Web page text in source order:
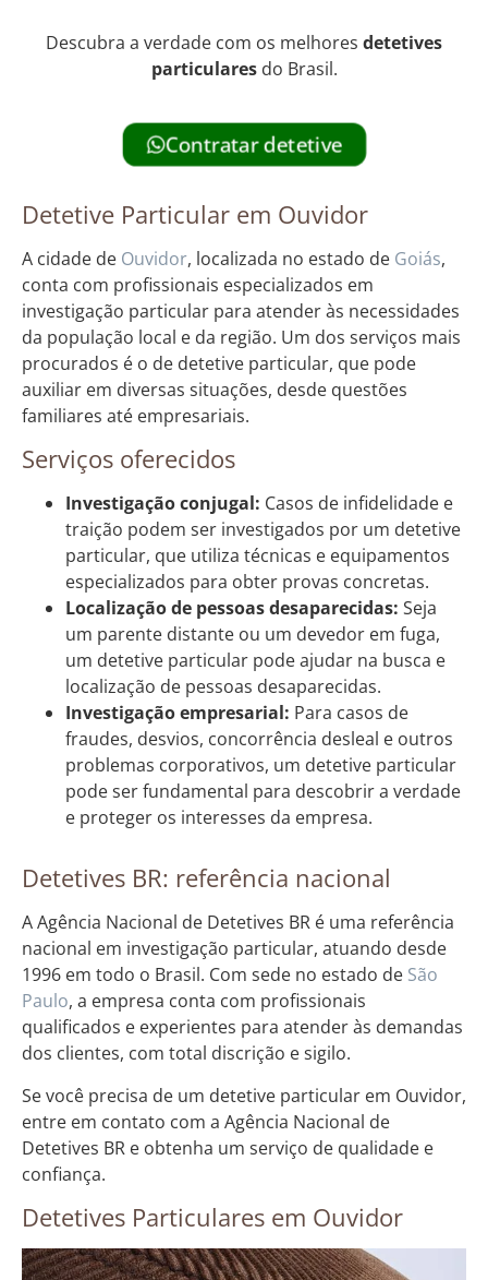
Descubra a verdade com os melhores detetives
particularesdo Brasil.
Contratar detetive
Detetive Particular em Ouvidor
A cidade de Ouvidor, localizada no estado de Goiás,
conta com profissionais especializados em
investigação particular para atender às necessidades
da população local e da região. Um dos serviços mais
procurados é o de detetive particular, que pode
auxiliar em diversas situações, desde questões
familiares até empresariais.
Serviços oferecidos
Investigação conjugal: Casos de infidelidade e
traição podem ser investigados por um detetive
particular, que utiliza técnicas e equipamentos
especializados para obter provas concretas.
Localização de pessoas desaparecidas: Seja
um parente distante ou um devedor em fuga,
um detetive particular pode ajudar na busca e
localização de pessoas desaparecidas.
Investigação empresarial: Para casos de
fraudes, desvios, concorrência desleal e outros
problemas corporativos, um detetive particular
pode ser fundamental para descobrir a verdade
e proteger os interesses da empresa.
Detetives BR: referência nacional
A Agência Nacional de Detetives BR é uma referência
nacional em investigação particular, atuando desde
1996 em todo o Brasil. Com sede no estado de São
Paulo, a empresa conta com profissionais
qualificados e experientes para atender às demandas
dos clientes, com total discrição e sigilo.
Se você precisa de um detetive particular em Ouvidor,
entre em contato com a Agência Nacional de
Detetives BR e obtenha um serviço de qualidade e
confiança.
Detetives Particulares em Ouvidor